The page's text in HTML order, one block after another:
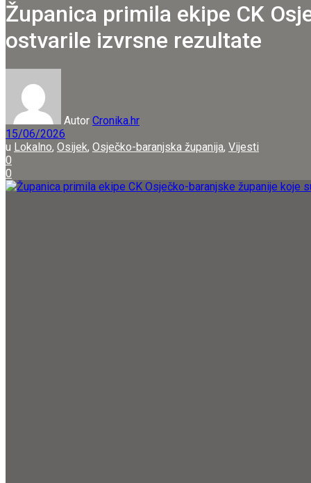
Županica primila ekipe CK
ostvarile izvrsne rezultate
Autor Cronika.hr
15/06/2026
u Lokalno, Osijek, Osječko-baranjska županija, Vijesti
0
0